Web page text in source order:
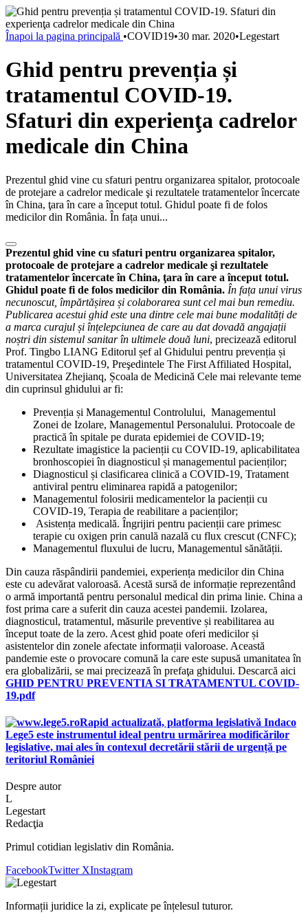
Înapoi la pagina principală •COVID19•30 mar. 2020•Legestart
Ghid pentru prevenția și
tratamentul COVID-19.
Sfaturi din experienţa cadrelor
medicale din China
Prezentul ghid vine cu sfaturi pentru organizarea spitalor, protocoale
de protejare a cadrelor medicale şi rezultatele tratamentelor încercate
în China, ţara în care a început totul. Ghidul poate fi de folos
medicilor din România. În fața unui...
Prezentul ghid vine cu sfaturi pentru organizarea spitalor,
protocoale de protejare a cadrelor medicale şi rezultatele
tratamentelor încercate în China, ţara în care a început totul.
Ghidul poate fi de folos medicilor din România. În fața unui virus
necunoscut, împărtășirea și colaborarea sunt cel mai bun remediu.
Publicarea acestui ghid este una dintre cele mai bune modalități de
a marca curajul și înțelepciunea de care au dat dovadă angajații
noștri din sistemul sanitar în ultimele două luni, precizează editorul
Prof. Tingbo LIANG Editorul șef al Ghidului pentru prevenția și
tratamentul COVID-19, Preşedintele The First Affiliated Hospital,
Universitatea Zhejianq, Școala de Medicină Cele mai relevante teme
din cuprinsul ghidului ar fi:
Prevenția și Managementul Controlului, Managementul
Zonei de Izolare, Managementul Personalului. Protocoale de
practică în spitale pe durata epidemiei de COVID-19;
Rezultate imagistice la pacienții cu COVID-19, aplicabilitatea
bronhoscopiei în diagnosticul și managementul pacienților;
Diagnosticul și clasificarea clinică a COVID-19, Tratament
antiviral pentru eliminarea rapidă a patogenilor;
Managementul folosirii medicamentelor la pacienții cu
COVID-19, Terapia de reabilitare a pacienților;
Asistența medicală. Îngrijiri pentru pacienții care primesc
terapie cu oxigen prin canulă nazală cu flux crescut (CNFC);
Managementul fluxului de lucru, Managementul sănătății.
Din cauza răspândirii pandemiei, experiența medicilor din China
este cu adevărat valoroasă. Acestă sursă de informație reprezentând
o armă importantă pentru personalul medical din prima linie. China a
fost prima care a suferit din cauza acestei pandemii. Izolarea,
diagnosticul, tratamentul, măsurile preventive și reabilitarea au
început toate de la zero. Acest ghid poate oferi medicilor și
asistentelor din zonele afectate informații valoroase. Această
pandemie este o provocare comună la care este supusă umanitatea în
era globalizării, se mai precizează în prefaţa ghidului. Descarcă aici
GHID PENTRU PREVENTIA SI TRATAMENTUL COVID-
19.pdf
Rapid actualizată, platforma legislativă Indaco
Lege5 este instrumentul ideal pentru urmărirea modificărilor
legislative, mai ales în contexul decretării stării de urgență pe
teritoriul României
Despre autor
L
Legestart
Redacţia
Primul cotidian legislativ din România.
FacebookTwitter XInstagram
Informații juridice la zi, explicate pe înțelesul tuturor.